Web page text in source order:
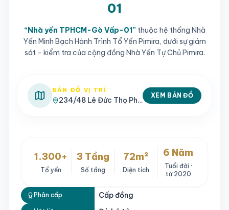
01
“Nhà yến TPHCM-Gò Vấp-01” thuộc hệ thống Nhà
Yến Minh Bạch Hành Trình Tổ Yến Pimira, dưới sự giám
sát - kiểm tra của cộng đồng Nhà Yến Tự Chủ Pimira.
BẢN ĐỒ VỊ TRÍ
234/48 Lê Đức Thọ Phường 6, Gò Vấp, TPHCM
XEM BẢN ĐỒ
1.300+
Tổ yến
3 Tầng
Số tầng
72m²
Diện tích
6 Năm
Tuổi đời ·
từ 2020
Phân cấp Cấp đồng